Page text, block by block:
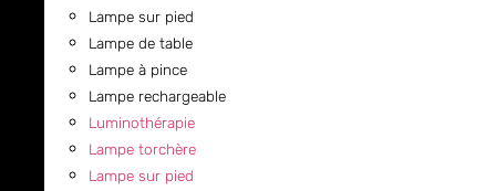
Lampe sur pied
Lampe de table
Lampe à pince
Lampe rechargeable
Luminothérapie
Lampe torchère
Lampe sur pied